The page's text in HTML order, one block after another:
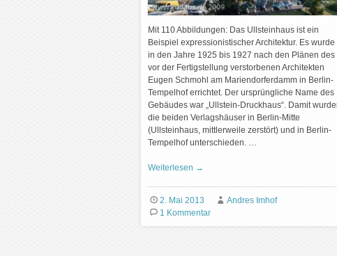
Mit 110 Abbildungen: Das Ullsteinhaus ist ein
Beispiel expressionistischer Architektur. Es wurde
in den Jahre 1925 bis 1927 nach den Plänen des
vor der Fertigstellung verstorbenen Architekten
Eugen Schmohl am Mariendorferdamm in Berlin-
Tempelhof errichtet. Der ursprüngliche Name des
Gebäudes war „Ullstein-Druckhaus“. Damit
die beiden Verlagshäuser in Berlin-Mitte
(Ullsteinhaus, mittlerweile zerstört) und in Berlin-
Tempelhof unterschieden. …
Weiterlesen →
2. Mai 2013
Andres Imhof
1 Kommentar